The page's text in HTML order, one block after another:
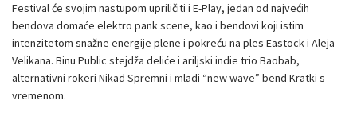
Festival će svojim nastupom upriličiti i E-Play, jedan od najvećih
bendova domaće elektro pank scene, kao i bendovi koji istim
intenzitetom snažne energije plene i pokreću na ples Eastock i Aleja
Velikana. Binu Public stejdža deliće i ariljski indie trio Baobab,
alternativni rokeri Nikad Spremni i mladi “new wave” bend Kratki s
vremenom.